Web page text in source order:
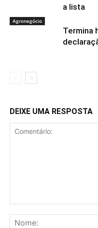
a lista
Agronegócio
Termina
DEIXE UMA RESPOSTA